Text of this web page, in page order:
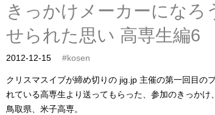
きっかけメーカーになろ
せられた思い 高専生編6
2012-12-15 #kosen
クリスマスイブが締め切りの jig.jp 主催の第一回目の
れている高専生より送ってもらった、参加のきっかけ
鳥取県、米子高専。